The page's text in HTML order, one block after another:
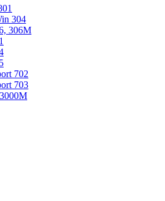
304
306M
702
703